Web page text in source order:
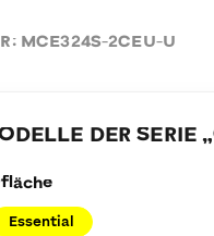
MCE324S-2CEU-U
DER SERIE „
Essential